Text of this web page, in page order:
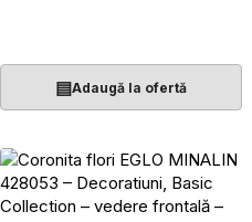
▤Adaugă la ofertă